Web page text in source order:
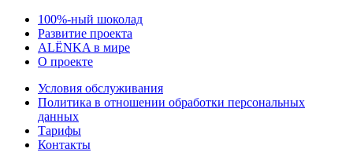
100%-ный шоколад
Развитие проекта
ALЁNKA в мире
О проекте
Условия обслуживания
Политика в отношении обработки персональных
данных
Тарифы
Контакты